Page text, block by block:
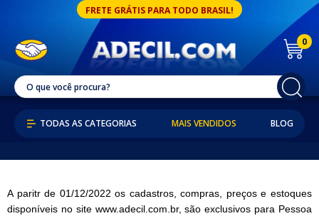
FRETE GRÁTIS PARA TODO BRASIL!
0
MAIS VENDIDOS BLOG
A paritr de 01/12/2022 os cadastros, compras, preços e estoques
disponíveis no site www.adecil.com.br, são exclusivos para Pessoa